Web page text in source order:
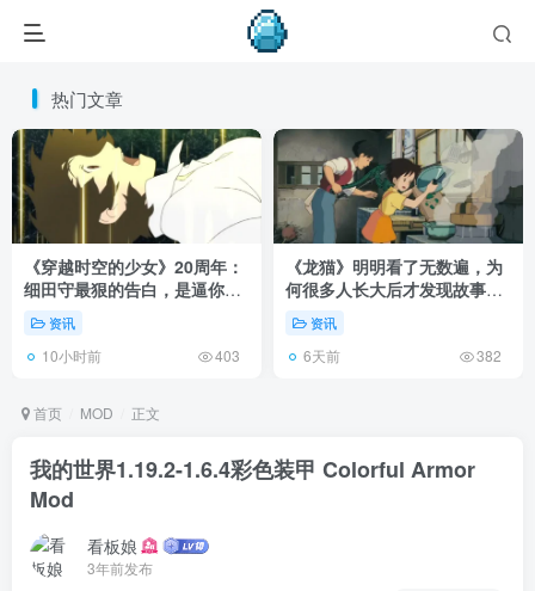
热门文章
《穿越时空的少女》20周年：
细田守最狠的告白，是逼你承
认有些夏天回不去了！
资讯
10小时前 403
《龙猫》明明看了无数遍，为
何很多人长大后才发现故事根
本不在 1988 年！
资讯
6天前 382
首页 MOD 正文
我的世界1.19.2-1.6.4彩色装甲 Colorful Armor
Mod
看板娘
3年前发布